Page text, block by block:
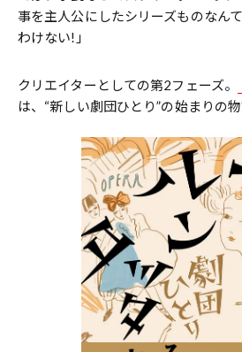
事を主人公にしたシリーズものなん
わけない!」
クリエイターとしての第2フェーズ。
は、“新しい劇団ひとり”の始まりの物